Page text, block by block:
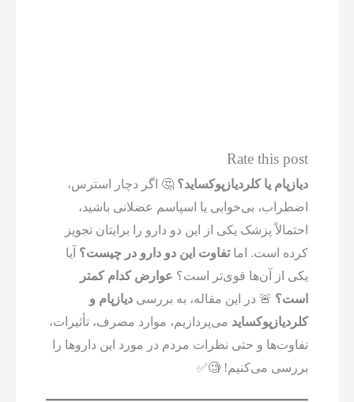
Rate this post
دیازپام یا کلردیازپوکساید؟ 🤔 اگر دچار استرس،
اضطراب، بی‌خوابی یا اسپاسم عضلانی باشید،
احتمالاً پزشک یکی از این دو دارو را برایتان تجویز
کرده است. اماتفاوت این دو دارو در چیست؟ آیا
یکی از آن‌ها قوی‌تر است؟ عوارض کدام کمتر
است؟ 🚨 در این مقاله، به بررسیدیازپام و
کلردیازپوکساید می‌پردازیم، موارد مصرف، تأثیرات،
تفاوت‌ها و حتی نظرات مردم در مورد این داروها را
بررسی می‌کنیم! 🧐✅